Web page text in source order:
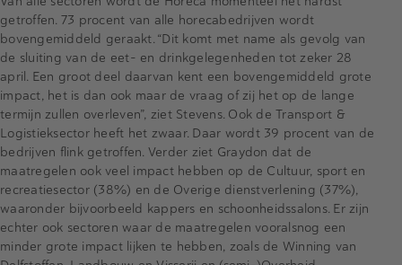
getroffen. 73 procent van alle horecabedrijven wordt
bovengemiddeld geraakt. “Dit komt met name als gevolg van
de sluiting van de eet- en drinkgelegenheden tot zeker 28
april. Een groot deel daarvan kent een bovengemiddeld grote
impact, het is dan ook maar de vraag of zij het op de lange
termijn zullen overleven”, ziet Stevens. Ook de Transport &
Logistieksector heeft het zwaar. Daar wordt 39 procent van de
bedrijven flink getroffen. Verder ziet Graydon dat de
maatregelen ook veel impact hebben op de Cultuur, sport en
recreatiesector (38%) en de Overige dienstverlening (37%),
waaronder bijvoorbeeld kappers en schoonheidssalons. Er zijn
echter ook sectoren waar de maatregelen vooralsnog een
minder grote impact lijken te hebben, zoals de Winning van